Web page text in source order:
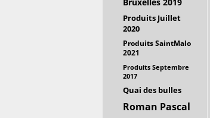
Produits Juillet
2020
Produits SaintMalo
2021
Produits Septembre
2017
Quai des bulles
Roman Pascal